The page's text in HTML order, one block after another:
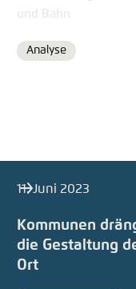
und Bahn
Format
Analyse
11. Juni 2023
Kommunen
die Gestaltung
Ort